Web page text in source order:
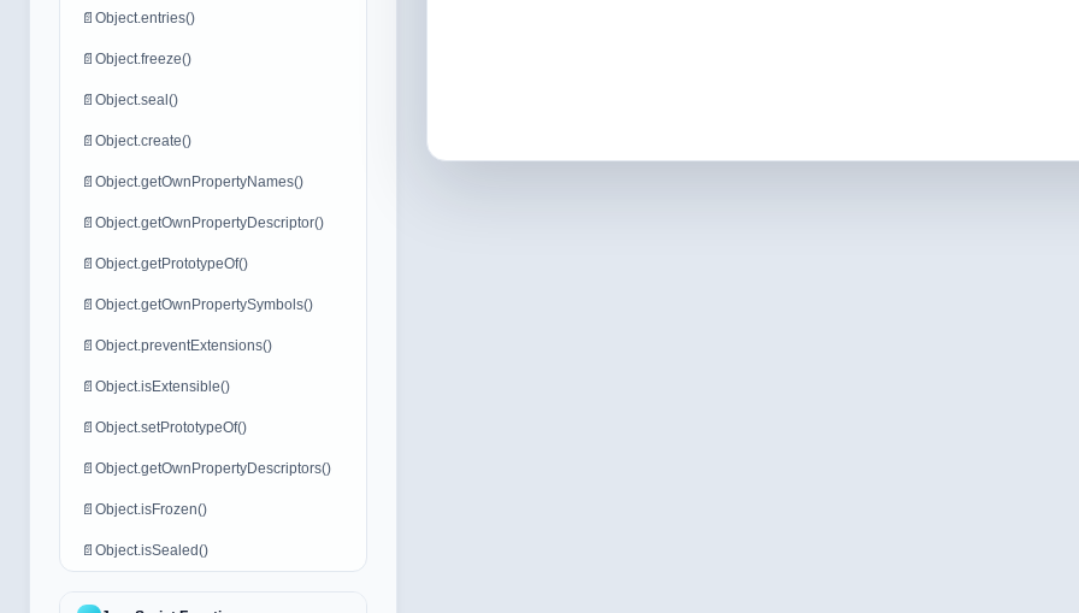
📄 Object.entries()
📄 Object.freeze()
📄 Object.seal()
📄 Object.create()
📄 Object.getOwnPropertyNames()
📄 Object.getOwnPropertyDescriptor()
📄 Object.getPrototypeOf()
📄 Object.getOwnPropertySymbols()
📄 Object.preventExtensions()
📄 Object.isExtensible()
📄 Object.setPrototypeOf()
📄 Object.getOwnPropertyDescriptors()
📄 Object.isFrozen()
📄 Object.isSealed()